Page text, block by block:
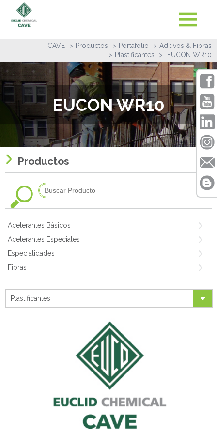
CAVE Productos Portafolio
Aditivos & Fibras
Plastificantes
EUCON WR10
EUCON WR10
Productos
Acelerantes Básicos
Acelerantes Especiales
Especialidades
Fibras
Impermeabilizantes
Medio & Alto Rango
Shotcrete
Plastificantes